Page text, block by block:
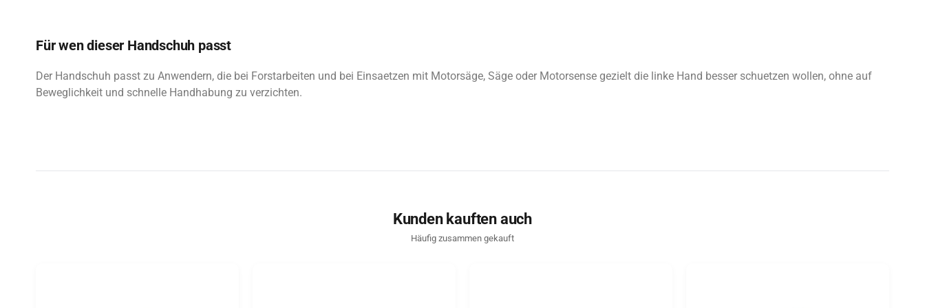
Für wen dieser Handschuh passt
Der Handschuh passt zu Anwendern, die bei Forstarbeiten und bei Einsaetzen mit Motorsäge, Säge oder Motorsense gezielt die linke Hand besser schuetzen wollen, ohne auf
Beweglichkeit und schnelle Handhabung zu verzichten.
Kunden kauften auch